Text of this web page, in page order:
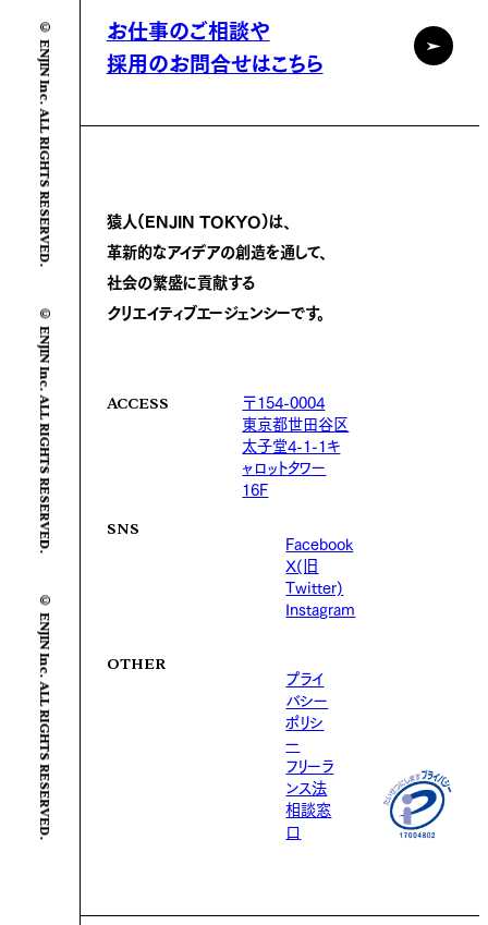
© ENJIN Inc. ALL RIGHTS RESERVED.
© ENJIN Inc. ALL RIGHTS RESERVED.
© ENJIN Inc. ALL RIGHTS RESERVED.
お仕事のご相談や
採用のお問合せはこちら
猿人(ENJIN TOKYO)は、
革新的なアイデアの創造を通して、
社会の繁盛に貢献する
クリエイティブエージェンシーです。
ACCESS
〒154-0004
東京都世田谷区
太子堂4-1-1キ
ャロットタワー
16F
SNS
Facebook
X(旧
Twitter)
Instagram
OTHER
プライ
バシー
ポリシ
ー
フリーラ
ンス法
相談窓
口